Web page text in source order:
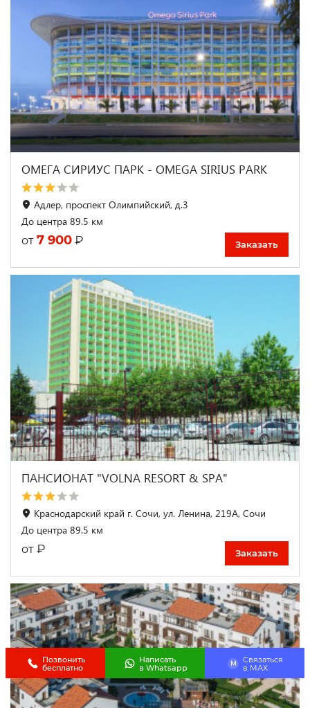
ОМЕГА СИРИУС ПАРК - OMEGA SIRIUS PARK
Адлер, проспект Олимпийский, д.3
До центра 89.5 км
от 7 900 ₽ Заказать
ПАНСИОНАТ "VOLNA RESORT & SPA"
Краснодарский край г. Сочи, ул. Ленина, 219А, Сочи
До центра 89.5 км
от ₽ Заказать
Позвонить
бесплатно
Написать
в Whatsapp
M
Связаться
в МАХ